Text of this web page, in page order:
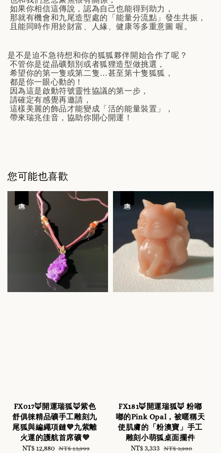
如果你相信這傳說，認為自己也能得到助力，
那就有機會和九尾造型處的「能量分流點」發生共振，
且能同時作用於財富、人緣、健康等多重意圖 喔。
是不是迫不急待想和你的狐狐夥伴開始合作了呢？
不管你是從晶礦類別或者狐狸造型做挑選，
希望你的第一隻或第二隻…甚至第十隻狐狐，
都是你一眼心動的！
因為這是啟動符號靈性協議的第一步，
請確定有感覺再邀請，
這樣美麗的飾品才能變成「活的能量裝置」，
帶來瑞兆佳音，協助你開心開運！
您可能也喜歡
FX017🦊開運瑞狐🦊紫色
舒俱徠精品礦手工雕刻九
尾狐與編繩項鏈💜九紫離
火運的護航首席礦💜
Sale
NT$ 12,880 Regular
NT$ 13,999
FX181🦊開運瑞狐🦊 粉嘟
嘟的Pink Opal，被暱稱天
使肌膚的「粉澳寶」手工
雕刻小萌狐桌面擺件
Sale
NT$ 3,333 Regular
NT$ 3,980